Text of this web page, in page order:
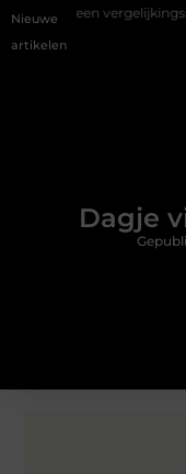
Nieuwe
artikelen
Dagje